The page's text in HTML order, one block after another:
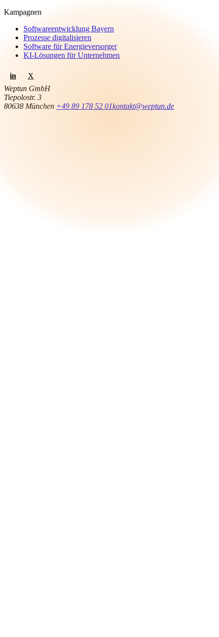
Kampagnen
Softwareentwicklung Bayern
Prozesse digitalisieren
Software für Energieversorger
KI-Lösungen für Unternehmen
in
X
Weptun GmbH
Tiepolostr. 3
80638 München +49 89 178 52 01kontakt@weptun.de